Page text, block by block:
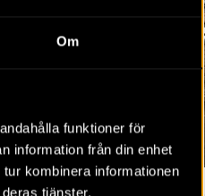
Om
funktioner för
information från din enhet
kombinera informationen
tjänster.
Stenhantverk,
matberedning
Rapport 2016:3. Arkeologisk
och undersökning,
Holback